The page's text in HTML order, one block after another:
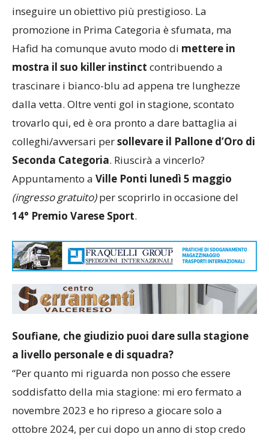
inseguire un obiettivo più prestigioso. La
promozione in Prima Categoria è sfumata, ma
Hafid ha comunque avuto modo di mettere in
mostra il suo killer instinct contribuendo a
trascinare i bianco-blu ad appena tre lunghezze
dalla vetta. Oltre venti gol in stagione, scontato
trovarlo qui, ed è ora pronto a dare battaglia ai
colleghi/avversari persollevare il Pallone d’Oro di
Seconda Categoria. Riuscirà a vincerlo?
Appuntamento a Ville Ponti lunedì 5 maggio
(ingresso gratuito)per scoprirlo in occasione del
14° Premio Varese Sport.
Soufiane, che giudizio puoi dare sulla stagione
a livello personale e di squadra?
“Per quanto mi riguarda non posso che essere
soddisfatto della mia stagione: mi ero fermato a
novembre 2023 e ho ripreso a giocare solo a